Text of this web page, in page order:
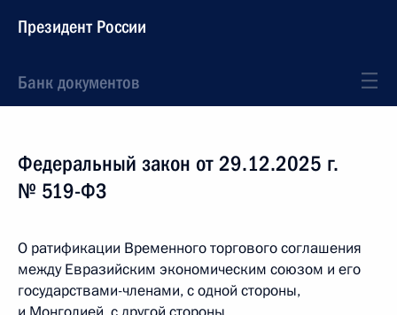
Президент России
Банк документов
Федеральный закон от 29.12.2025 г.
№ 519-ФЗ
О ратификации Временного торгового соглашения
между Евразийским экономическим союзом и его
государствами-членами, с одной стороны,